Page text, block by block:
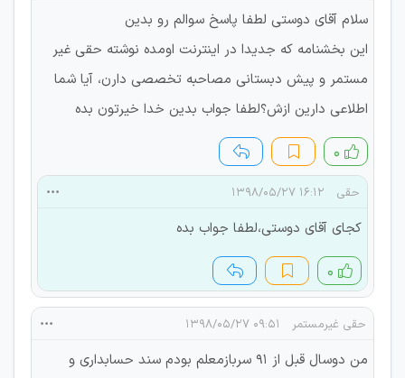
سلام آقای دوستی لطفا پاسخ سوالم رو بدین
این بخشنامه که جدیدا در اینترنت اومده نوشته حقی غیر
مستمر و پیش دبستانی مصاحبه تخصصی دارن، آیا شما
اطلاعی دارین ازش؟لطفا جواب بدین خدا خیرتون بده
۰
حقی ۱۶:۱۲ ۱۳۹۸/۰۵/۲۷
کجای آقای دوستی،لطفا جواب بده
۰
حقی غیرمستمر ۰۹:۵۱ ۱۳۹۸/۰۵/۲۷
من دوسال قبل از 91 سربازمعلم بودم سند حسابداری و